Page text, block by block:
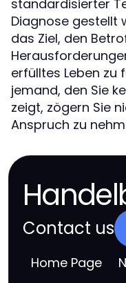
standardisierter
Diagnose gestellt
das Ziel, den
erfülltes Leben zu
jemand, den Sie
zeigt, zögern Sie
Anspruch zu
Contact us
Home Page